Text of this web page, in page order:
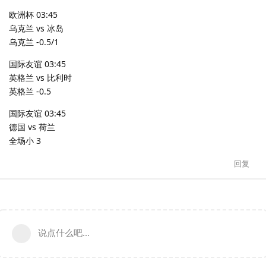
欧洲杯 03:45
乌克兰 vs 冰岛
乌克兰 -0.5/1
国际友谊 03:45
英格兰 vs 比利时
英格兰 -0.5
国际友谊 03:45
德国 vs 荷兰
全场小 3
回复
说点什么吧...